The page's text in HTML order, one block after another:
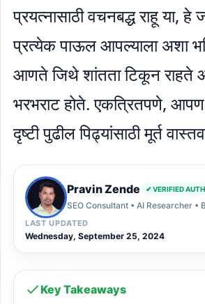
प्रयत्नासाठी वचनबद्ध राहू या,
प्रत्येक पाऊल आपल्याला अशा
आणते जिथे शांतता टिकून राहते
भरभराट होते. एकत्रितपणे, आपण
दृष्टी पुढील पिढ्यांसाठी मूर्त
Pravin Zende ✔ VERIFIED
SEO Consultant • AI Researcher •
LAST UPDATED
Wednesday, September 25, 2024
Key Takeaways